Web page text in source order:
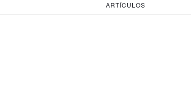
ARTÍCULOS